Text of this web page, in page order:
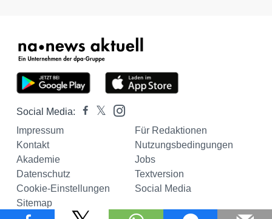
Social Media:
Impressum
Für Redaktionen
Kontakt
Nutzungsbedingungen
Akademie
Jobs
Datenschutz
Textversion
Cookie-Einstellungen
Social Media
Sitemap